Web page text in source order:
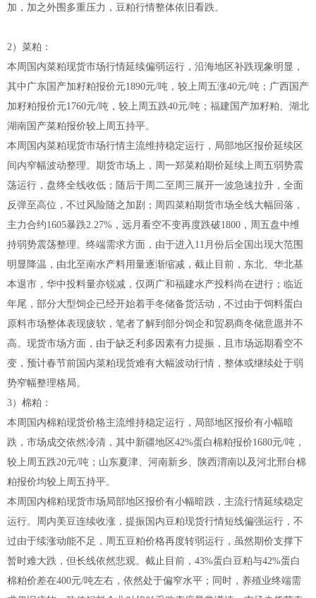
加，加之外围多重压力，豆粕行情整体依旧看跌。
2）菜粕：
本周国内菜粕现货市场行情延续偏弱运行，沿海地区补跌现象明显，
其中广东国产加籽粕报价元1890元/吨，较上周五涨40元/吨；广西国产
加籽粕报价元1760元/吨，较上周五跌40元/吨；福建国产加籽粕、湖北
湖南国产菜粕报价较上周五持平。
本周国内菜粕现货市场行情主流维持稳定运行，局部地区报价延续区
间内窄幅波动整理。期货市场上，周一郑菜粕期价延续上周五弱势震
荡运行，盘终全线收低；随后于周二至周三展开一波急速拉升，全面
反弹至高位，不过风险随之加剧；周四菜粕期货市场全线大幅回落，
主力合约1605暴跌2.27%，远月看空不变再度跌破1800，周五盘中维
持弱势震荡整理。终端需求方面，由于进入11月份后全国出现大范围
明显降温，由北至南水产料用量逐渐缩减，截止目前，东北、华北基
本退市，华中投料量亦锐减，仅两广和福建水产投料尚在进行；临近
年尾，部分大型饲企已经开始着手冬储备货活动，不过由于饲料蛋白
原料市场整体表现疲软，笔者了解到部分饲企和贸易商冬储意愿并不
高。现货市场方面，由于缺乏利多因素有力提振，且市场远期看空不
变，预计春节前国内菜粕现货难有大幅波动行情，整体或继续处于弱
势窄幅整理格局。
3）棉粕：
本周国内棉粕现货价格主流维持稳定运行，局部地区报价有小幅暗
跌，市场成交依然冷清，其中新疆地区42%蛋白棉粕报价1680元/吨，
较上周五跌20元/吨；山东夏津、河南新乡、陕西渭南以及河北邢台棉
粕报价均较上周五持平。
本周国内棉粕现货市场局部地区报价有小幅暗跌，主流行情延续稳定
运行。周内美豆连续收涨，提振国内豆粕现货行情短线偏强运行，不
过由于续涨动能不足，周五豆粕价格再度转弱运行，虽然期价支撑下
暂时难大跌，但长线依然悲观。截止目前，43%蛋白豆粕与42%蛋白
棉粕价差在400元/吨左右，依然处于偏窄水平；同时，养殖业终端需